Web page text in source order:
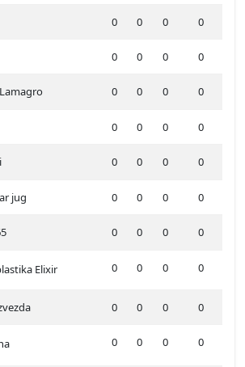
0 0 0 0
0 0 0 0
0 0 0 0
0 0 0 0
0 0 0 0
jug 0 0 0 0
0 0 0 0
Elixir 0 0 0 0
0 0 0 0
0 0 0 0